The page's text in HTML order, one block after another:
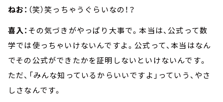
ねお： （笑）笑っちゃうぐらいなの！？
喜入： その気づきがやっぱり大事で。本当は、公式って数
学では使っちゃいけないんですよ。公式って、本当はなん
でその公式ができたかを証明しないといけないんです。
ただ、「みんな知っているからいいですよ」っていう、やさ
しさなんです。